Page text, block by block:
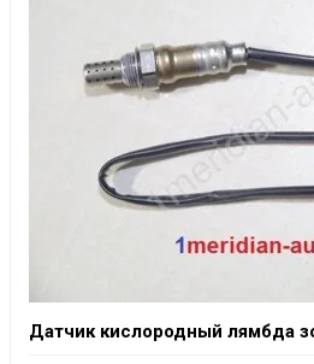
Датчик кислородный лямбда